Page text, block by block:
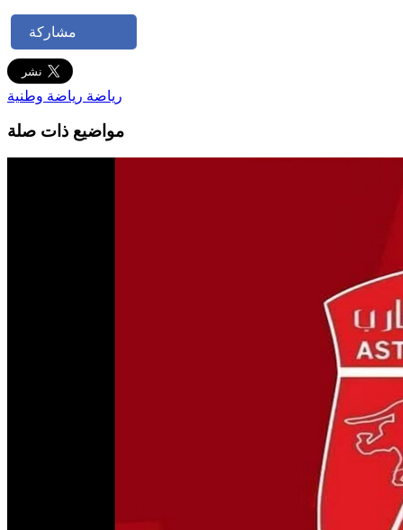
مشاركة
رياضة رياضة وطنية
مواضيع ذات صلة